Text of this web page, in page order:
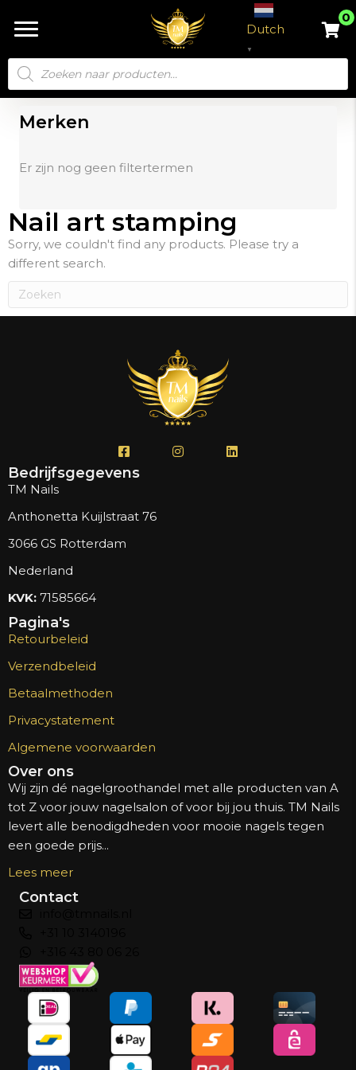
Dutch
▼
0
Producten
zoeken
Merken
Er zijn nog geen filtertermen
Nail art stamping
Sorry, we couldn't find any products. Please try a
different search.
Bedrijfsgegevens
TM Nails
Anthonetta Kuijlstraat 76
3066 GS Rotterdam
Nederland
KVK: 71585664
Pagina's
Retourbeleid
Verzendbeleid
Betaalmethoden
Privacystatement
Algemene voorwaarden
Over ons
Wij zijn dé nagelgroothandel met alle producten van A
tot Z voor jouw nagelsalon of voor bij jou thuis. TM Nails
levert alle benodigdheden voor mooie nagels tegen
een goede prijs...
Lees meer
Contact